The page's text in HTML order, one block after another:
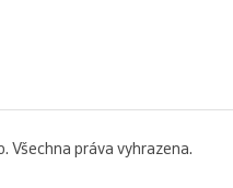
práva vyhrazena.